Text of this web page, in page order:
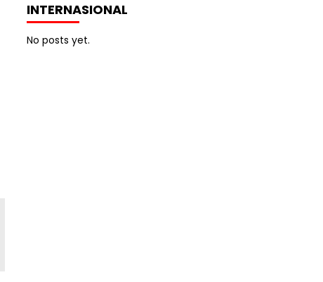
INTERNASIONAL
No posts yet.